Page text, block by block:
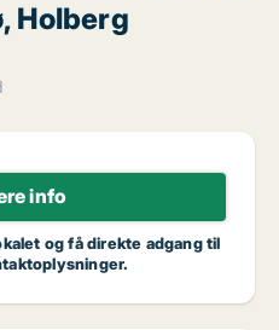
Holberg
info
og få direkte adgang til